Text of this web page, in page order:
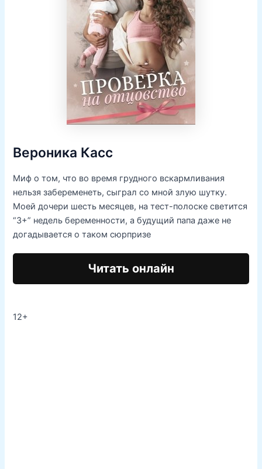
Вероника Касс
Миф о том, что во время грудного вскармливания
нельзя забеременеть, сыграл со мной злую шутку.
Моей дочери шесть месяцев, на тест-полоске светится
“3+” недель беременности, а будущий папа даже не
догадывается о таком сюрпризе
Читать онлайн
12+